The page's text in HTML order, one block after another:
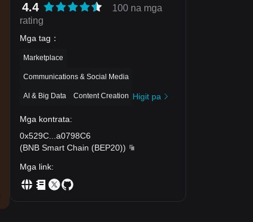
4.4
100 na mga
rating
Mga tag ：
Marketplace
Communications & Social Media
AI & Big Data Content Creation Higit pa
Mga kontrata:
0x529C
a0798C6
(BNB Smart Chain (BEP20))
Mga link: